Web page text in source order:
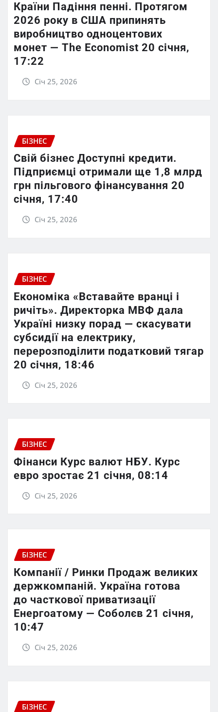
Країни Падіння пенні. Протягом
2026 року в США припинять
виробництво одноцентових
монет — The Economist 20 січня,
17:22
Січ 25, 2026
БІЗНЕС
Свій бізнес Доступні кредити.
Підприємці отримали ще 1,8 млрд
грн пільгового фінансування 20
січня, 17:40
Січ 25, 2026
БІЗНЕС
Економіка «Вставайте вранці і
ричіть». Директорка МВФ дала
Україні низку порад — скасувати
субсидії на електрику,
перерозподілити податковий тягар
20 січня, 18:46
Січ 25, 2026
БІЗНЕС
Фінанси Курс валют НБУ. Курс
евро зростає 21 січня, 08:14
Січ 25, 2026
БІЗНЕС
Компанії / Ринки Продаж великих
держкомпаній. Україна готова
до часткової приватизації
Енергоатому — Соболєв 21 січня,
10:47
Січ 25, 2026
БІЗНЕС